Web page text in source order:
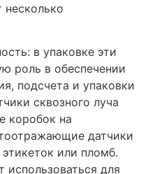
несколько
в упаковке эти
роль в обеспечении
подсчета и упаковки
сквозного луча
коробок на
датчики
или пломб.
для